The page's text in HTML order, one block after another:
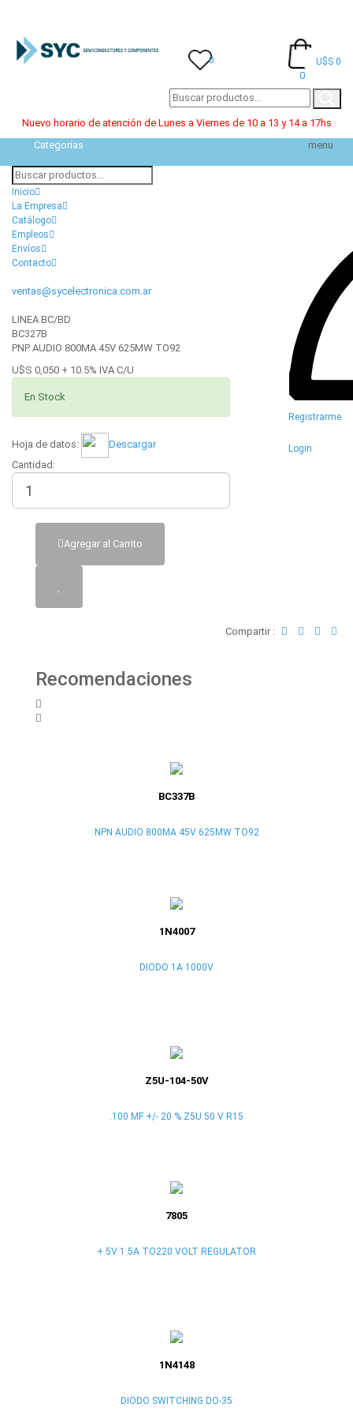
Registrarme
Login
0
0
U$S 0
Nuevo horario de atención de Lunes a Viernes de 10 a 13 y 14 a 17hs
Categorías
menu
Inicio
La Empresa
Catálogo
Empleos
Envíos
Contacto
ventas@sycelectronica.com.ar
LINEA BC/BD
BC327B
PNP AUDIO 800MA 45V 625MW TO92
U$S 0,050 + 10.5% IVA C/U
En Stock
Hoja de datos:
Descargar
Cantidad:
Agregar al Carrito
Compartir :
Recomendaciones
BC337B
NPN AUDIO 800MA 45V 625MW TO92
1N4007
DIODO 1A 1000V
Z5U-104-50V
.100 MF +/- 20 % Z5U 50 V R15
7805
+ 5V 1.5A TO220 VOLT REGULATOR
1N4148
DIODO SWITCHING DO-35